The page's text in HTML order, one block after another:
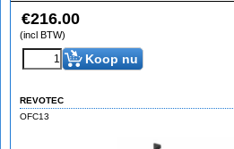
€216.00
(incl BTW)
Koop nu
REVOTEC
OFC13